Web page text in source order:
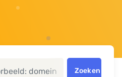
Zoeken